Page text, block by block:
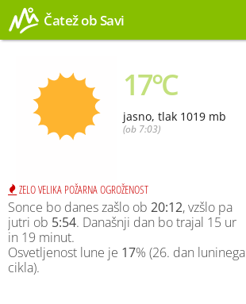
Čatež ob Savi
17°C
jasno, tlak 1019 mb
(ob 7:03)
ZELO VELIKA POŽARNA OGROŽENOST
Sonce bo danes zašlo ob 20:12, vzšlo pa
jutri ob 5:54. Današnji dan bo trajal 15 ur
in 19 minut.
Osvetljenost lune je 17% (26. dan luninega
cikla).